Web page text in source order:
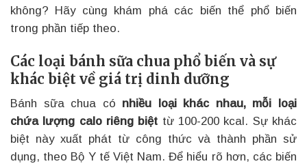
không? Hãy cùng khám phá các biến thể phổ biến
trong phần tiếp theo.
Các loại bánh sữa chua phổ biến và sự
khác biệt về giá trị dinh dưỡng
Bánh sữa chua có nhiều loại khác nhau, mỗi loại
chứa lượng calo riêng biệt từ 100-200 kcal. Sự khác
biệt này xuất phát từ công thức và thành phần sử
dụng, theo Bộ Y tế Việt Nam. Để hiểu rõ hơn, các biến